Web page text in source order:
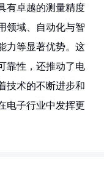
有卓越的测量精度
领域、自动化与智
力等显著优势。这
靠性，还推动了电
技术的不断进步和
电子行业中发挥更